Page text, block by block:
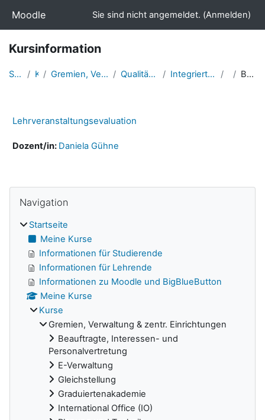
Moodle Sie sind nicht angemeldet. (Anmelden)
Kursinformation
Startseite Kurse Gremien, Verwaltung & zentr. Einrichtungen Qualität in Studium und Lehre Integrierte Qualitätssicherung (IQS) LVE Beschreibung
Lehrveranstaltungsevaluation
Dozent/in: Daniela Gühne
Navigation
Startseite
Meine Kurse
Informationen für Studierende
Informationen für Lehrende
Informationen zu Moodle und BigBlueButton
Meine Kurse
Kurse
Gremien, Verwaltung & zentr. Einrichtungen
Beauftragte, Interessen- und
Personalvertretung
E-Verwaltung
Gleichstellung
Graduiertenakademie
International Office (IO)